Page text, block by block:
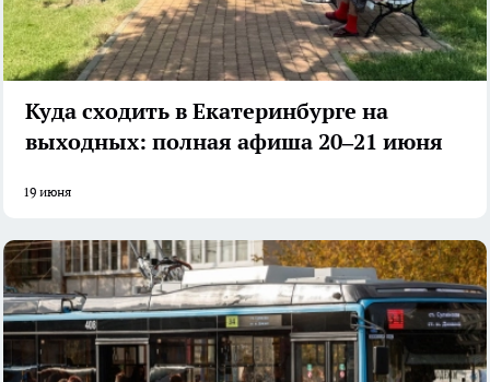
Куда сходить в Екатеринбурге на
выходных: полная афиша 20–21 июня
19 июня